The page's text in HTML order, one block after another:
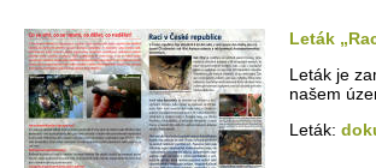
Leták
Leták je
našem
Leták: